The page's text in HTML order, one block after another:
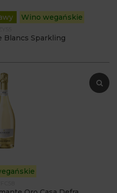
Wino wegańskie
Blancs Sparkling